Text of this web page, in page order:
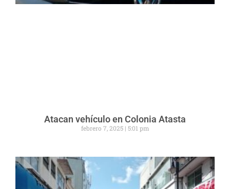
Atacan vehículo en Colonia Atasta
febrero 7, 2025 5:01 pm